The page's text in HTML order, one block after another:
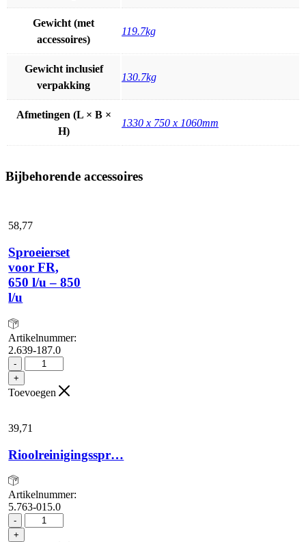
Gewicht (met
accessoires)
119.7kg
Gewicht inclusief
verpakking
130.7kg
Afmetingen (L × B ×
H)
1330 x 750 x 1060mm
Bijbehorende accessoires
58,77
Sproeierset
voor FR,
650 l/u – 850
l/u
Artikelnummer:
2.639-187.0
-
Sproeierset
voor
FR,
650
-
850
l/u
aantal
+
Toevoegen
39,71
Rioolreinigingsspr…
Artikelnummer:
5.763-015.0
-
Rioolreinigingsspr...
aantal
+